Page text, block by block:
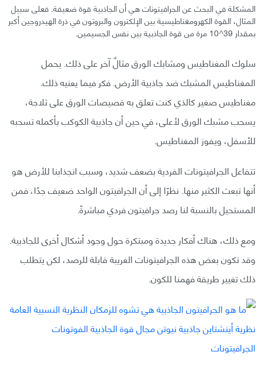
المشكلة في البحث عن الجرافيتونات هي أن الجاذبية قوة ضعيفة. فعلى سبيل
المثال، القوة الكهرومغناطيسية بين الإلكترون والبروتون في ذرة الهيدروجين أكبر
بمقدار 39^10 مرة من قوة الجاذبية بين نفس الجسيمين.
سلوك المغناطيس ومشابك الورق مثالٌ آخر على ذلك. يحمل
المغناطيس المشبك ضد جاذبية الأرض. فكر فيما يعنيه ذلك.
مغناطيس صغير كالذي كنت تعلق به قصيصات الورق على ثلاجة،
يسحب مشبك الورق لأعلى، في حين أن جاذبية الكوكب بأكمله تسحبه
للأسفل، ويفوز المغناطيس.
تتفاعل الجرافيتونات الفردية بضعف شديد، وسبب انجذابنا للأرض هو
أنها تبعث الكثير منها. نظرًا إلى أن الجرافيتون الواحد ضعيف جدًا، فمن
المستحيل بالنسبة لنا رصد جرافيتون فردي مباشرةً.
ومع ذلك، هناك أفكار جديدة ومبتكرة حول وجود أشكال أخرى للجاذبية.
وقد تكون بعض هذه الجرافيتونات الغريبة قابلة للرصد، لكن يتطلب
ذلك تغيير طريقة فهمنا للكون.